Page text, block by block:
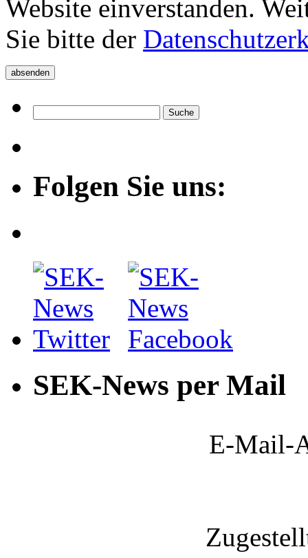
Website einverstanden.
Sie bitte der
Folgen Sie uns:
SEK-News per Mail
E-Mail-